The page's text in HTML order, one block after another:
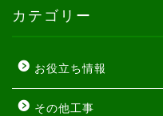
カテゴリー
お役立ち情報
その他工事